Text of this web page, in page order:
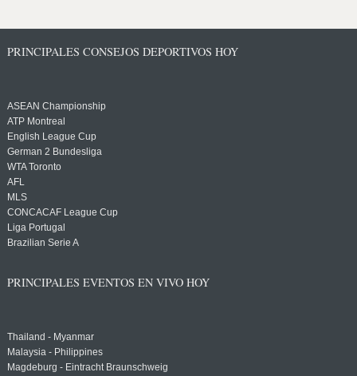
PRINCIPALES CONSEJOS DEPORTIVOS HOY
ASEAN Championship
ATP Montreal
English League Cup
German 2 Bundesliga
WTA Toronto
AFL
MLS
CONCACAF League Cup
Liga Portugal
Brazilian Serie A
PRINCIPALES EVENTOS EN VIVO HOY
Thailand - Myanmar
Malaysia - Philippines
Magdeburg - Eintracht Braunschweig